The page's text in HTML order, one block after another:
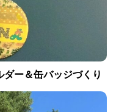
ダー＆缶バッジづくり